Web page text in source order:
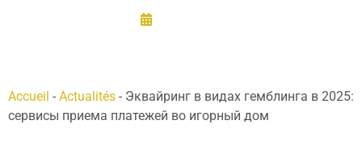
Accueil - Actualités - Эквайринг в видах гемблинга в 2025:
сервисы приема платежей во игорный дом